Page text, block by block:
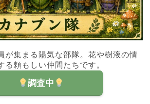
が集まる陽気な部隊。花や樹液の情
る頼もしい仲間たちです。
調査中